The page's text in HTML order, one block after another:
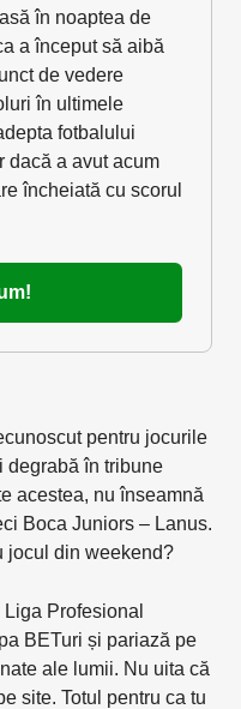
în noaptea de
a început să aibă
de vedere
în ultimele
fotbalului
dacă a avut acum
încheiată cu scorul
pentru jocurile
degrabă în tribune
acestea, nu înseamnă
Boca Juniors – Lanus.
jocul din weekend?
Profesional
BETuri și pariază pe
ale lumii. Nu uita că
site. Totul pentru ca tu